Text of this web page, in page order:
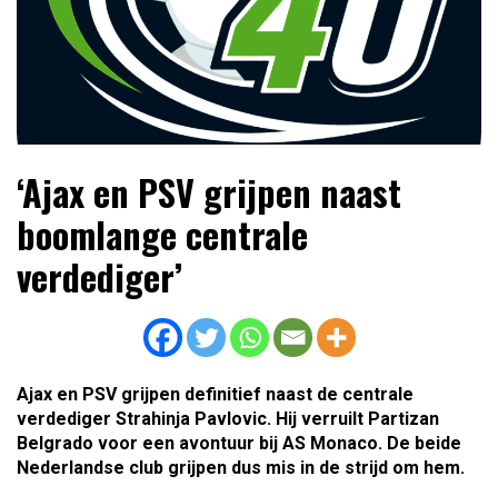
Voetbal4U.com Voetbalnieuws |
Transfers, Eredivisie &
Internationaal voetbal |
transferupdates, analyses en achtergronden over clubs,
spelers en competities uit binnen- en buitenland.
‘Ajax en PSV grijpen naast
boomlange centrale
verdediger’
Ajax en PSV grijpen definitief naast de centrale
verdediger Strahinja Pavlovic. Hij verruilt Partizan
Belgrado voor een avontuur bij AS Monaco. De beide
Nederlandse club grijpen dus mis in de strijd om hem.